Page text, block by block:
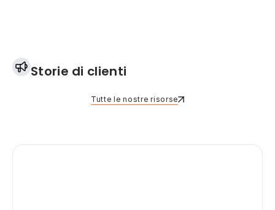
Storie di clienti
Tutte le nostre risorse